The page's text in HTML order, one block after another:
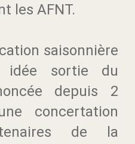
les AFNT.
saisonnière
idée sortie du
depuis 2
concertation
de la